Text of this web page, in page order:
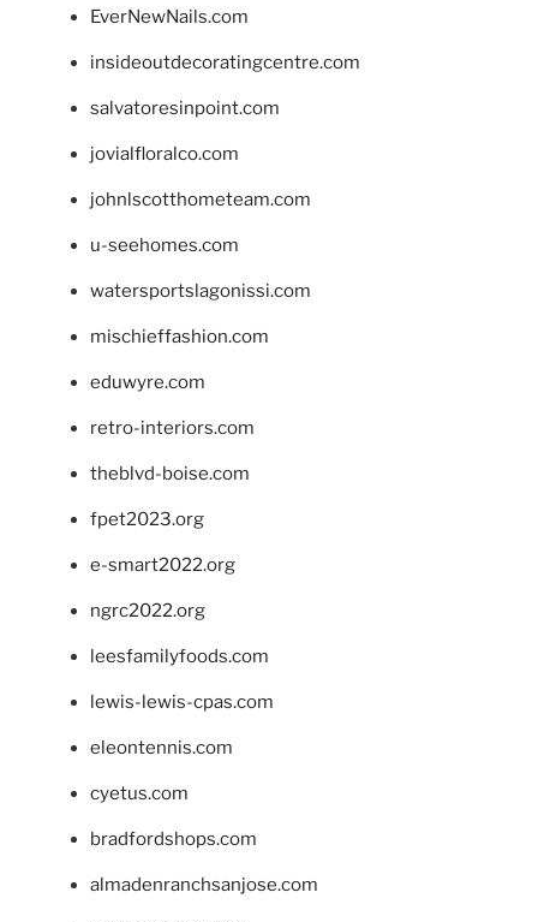
EverNewNails.com
insideoutdecoratingcentre.com
salvatoresinpoint.com
jovialfloralco.com
johnlscotthometeam.com
u-seehomes.com
watersportslagonissi.com
mischieffashion.com
eduwyre.com
retro-interiors.com
theblvd-boise.com
fpet2023.org
e-smart2022.org
ngrc2022.org
leesfamilyfoods.com
lewis-lewis-cpas.com
eleontennis.com
cyetus.com
bradfordshops.com
almadenranchsanjose.com